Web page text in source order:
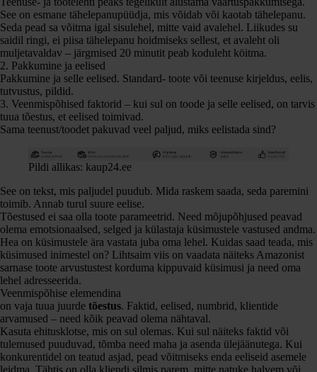
See on esmane tähelepanupüüdja, mis võidab või kaotab tähelepanu.
Seda pead sa võitma igal sisulehel, mitte vaid avalehel. Liikudes su
saidil ringi, ei piisa tähelepanu hoidmiseks sellest, et avaleht oli
muljetavaldav – järgmised 20 minutit peab koduleht köitma.
2. Pakkumine ja eelised
Pakkumine ja selle eelised. Standard- toote või teenuse kirjeldus, eelis,
tutvustus, pildid.
3. Veenmispõhised faktorid – kui sul on toode ja selle eelised, on tarvis
tuua tõestus, et eelised toimivad.
Sama teenust/toodet pakuvad veel paljud, miks eelistada sind?
Pildi allikas: kaup24.ee
See on tekst, mis paljudel puudub. Mida raskem saada, seda paremini
toimib. Annab turul suure eelise.
Tõestused ei saa olla toote parameetrid. Need mõjupõhjused peavad
olema emotsionaalsed, selged ja külastaja küsimustele vastused andma.
Hea on küsimustele ära vastata juba oma lehel. Kuidas saad teada, mis
küsimused inimestel on? Lihtsaim viis on vaadata näiteks Amazonist
sarnase toote arvustustest korduma kippuvaid küsimusi ja need oma
lehel adresseerida.
Veenmispõhise elemendina
on vaja tuua juurde tõestus. Faktid, eelised, numbrid, klientide
arvamused – need kõik peavad olema nähtaval.
Kasuta ehitusklotse, mis on sul olemas. Kui sul näiteks faktid või
tulemused puuduvad, tõmba need maha ja asenda ülejäänutega. Kui
konkurentidel on teatud asjad, pead võitmiseks enda eeliseid asemele
leidma. Tähtis on olla kliendi silmis parem, mitte natuke halvem või